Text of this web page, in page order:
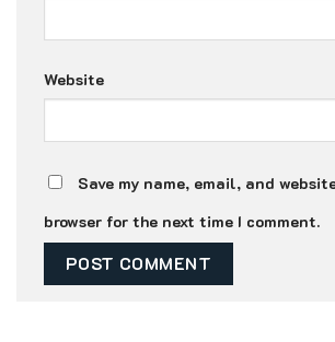
Website
Save my name, email, and
browser for the next time I comment.